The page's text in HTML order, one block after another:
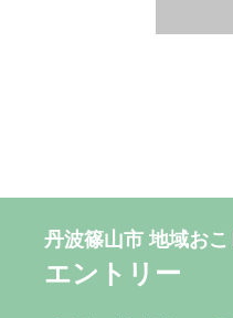
丹波篠山市 地域お
エントリー